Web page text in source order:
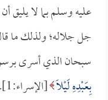
عليه وسلم بما لا يليق
جل جلاله؛ ولذلك ما
سبحان الذي أسرى
بِعَبْدِهِ لَيْلًا [الإسراء:1].